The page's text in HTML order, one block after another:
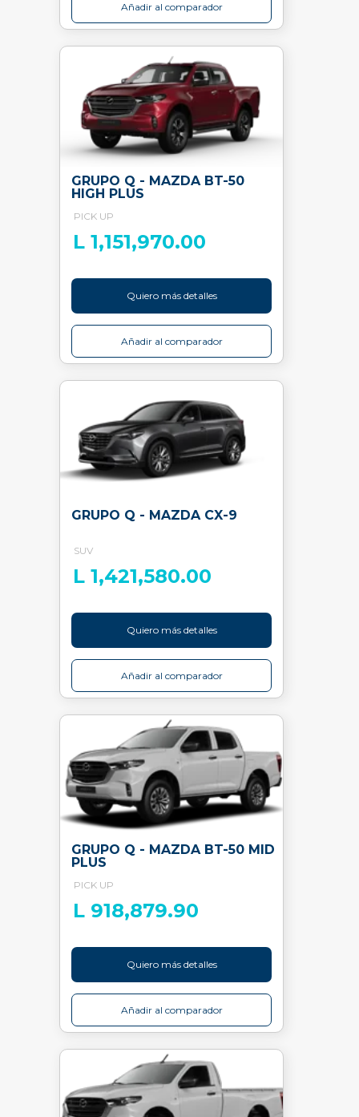
Añadir al comparador
GRUPO Q - MAZDA BT-50
HIGH PLUS
PICK UP
L 1,151,970.00
Quiero más detalles
Añadir al comparador
GRUPO Q - MAZDA CX-9
SUV
L 1,421,580.00
Quiero más detalles
Añadir al comparador
GRUPO Q - MAZDA BT-50 MID
PLUS
PICK UP
L 918,879.90
Quiero más detalles
Añadir al comparador